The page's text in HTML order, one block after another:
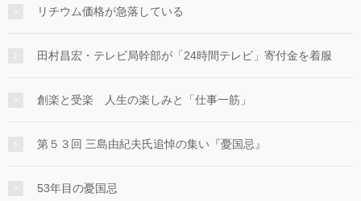
リチウム価格が急落している
田村昌宏・テレビ局幹部が「24時間テレビ」寄付金を着服
創楽と受楽 人生の楽しみと「仕事一筋」
第５３回 三島由紀夫氏追悼の集い『憂国忌』
53年目の憂国忌